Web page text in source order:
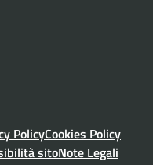
PolicyCookies Policy
sitoNote Legali